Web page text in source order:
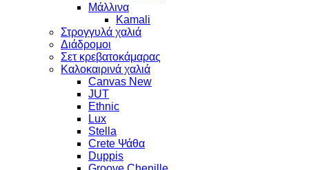
Μάλλινα
Kamali
Στρογγυλά χαλιά
Διάδρομοι
Σετ κρεβατοκάμαρας
Καλοκαιρινά χαλιά
Canvas New
JUT
Ethnic
Lux
Stella
Crete Ψάθα
Duppis